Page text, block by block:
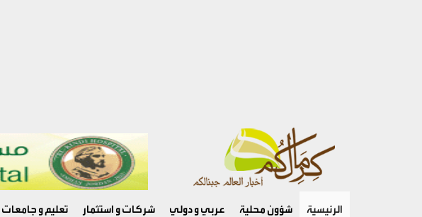
الرئيسية شؤون محلية عربي و دولي شركات و استثمار تعليم و جامعات